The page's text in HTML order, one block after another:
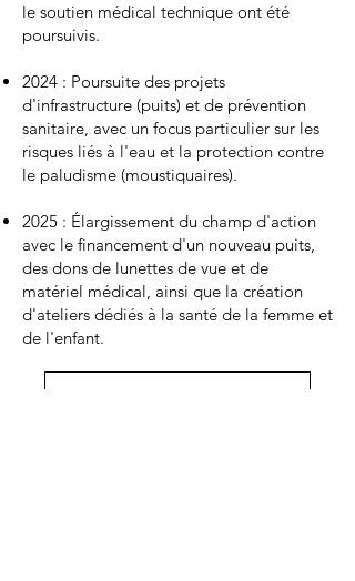
le soutien médical technique ont été
poursuivis.
2024 : Poursuite des projets
d'infrastructure (puits) et de prévention
sanitaire, avec un focus particulier sur les
risques liés à l'eau et la protection contre
le paludisme (moustiquaires).
2025 : Élargissement du champ d'action
avec le financement d'un nouveau puits,
des dons de lunettes de vue et de
matériel médical, ainsi que la création
d'ateliers dédiés à la santé de la femme et
de l'enfant.